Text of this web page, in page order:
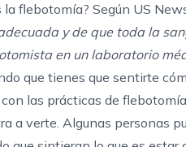
la flebotomía? Según US
y de que toda la
en un laboratorio
que tienes que sentirte
las prácticas de
a verte. Algunas personas